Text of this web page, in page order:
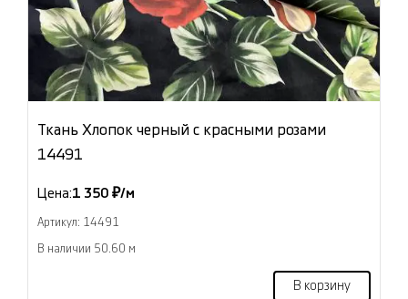
Ткань Хлопок черный с красными розами
14491
Цена:1 350 ₽/м
Артикул: 14491
В наличии 50.60 м
В корзину